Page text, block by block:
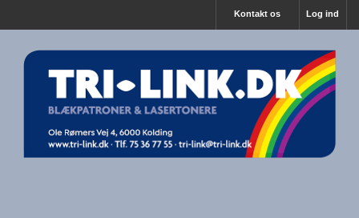
Log ind
Kontakt os